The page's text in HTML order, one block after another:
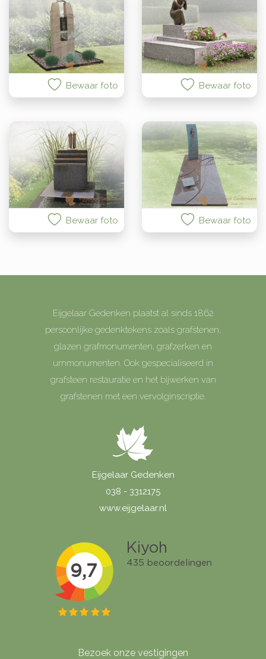
Bewaar foto Bewaar foto
Bewaar foto Bewaar foto
Eijgelaar Gedenken plaatst al sinds 1862
persoonlijke gedenktekens zoals grafstenen,
glazen grafmonumenten, grafzerken en
urnmonumenten. Ook gespecialiseerd in
grafsteen restauratie en het bijwerken van
grafstenen met een vervolginscriptie.
Eijgelaar Gedenken
038 - 3312175
www.eijgelaar.nl
Bezoek onze vestigingen